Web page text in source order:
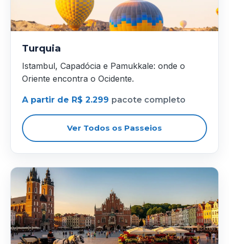
Turquia
Istambul, Capadócia e Pamukkale: onde o
Oriente encontra o Ocidente.
A partir de R$ 2.299 pacote completo
Ver Todos os Passeios